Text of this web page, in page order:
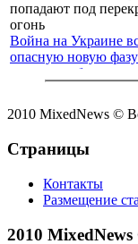
Война на Украине
опасную новую
жители с обеих
2010 MixedNews ©
Страницы
Контакты
Размещение
2010